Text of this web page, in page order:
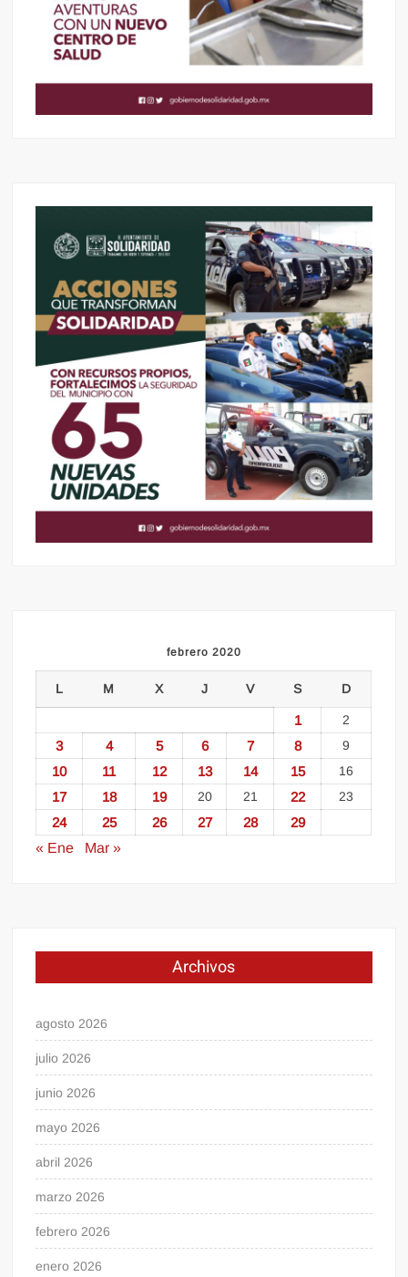
febrero 2020
L M X J V S D
1 2
3 4 5 6 7 8 9
10 11 12 13 14 15 16
17 18 19 20 21 22 23
24 25 26 27 28
29
« Ene
Mar »
Archivos
agosto 2026
julio 2026
junio 2026
mayo 2026
abril 2026
marzo 2026
febrero 2026
enero 2026